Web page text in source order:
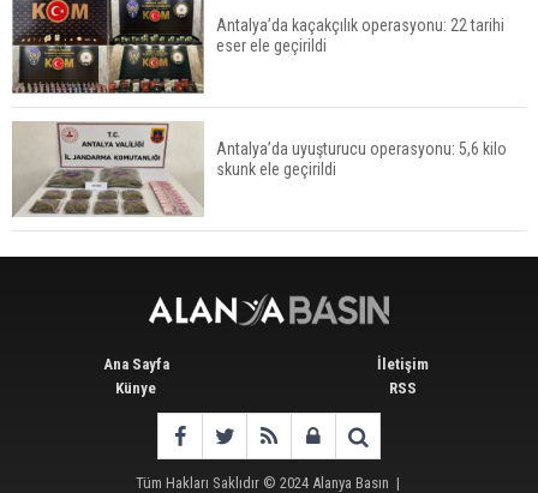
Manavgat'ta Anne ve Kızına Otomobil Çarptı
Finike açıklarında 50 yapay resif denizle buluştu
Antalya’da kaçakçılık operasyonu: 22 tarihi
eser ele geçirildi
Antalya’da uyuşturucu operasyonu: 5,6 kilo
skunk ele geçirildi
Ana Sayfa
Künye
İletişim
RSS
Tüm Hakları Saklıdır © 2024 Alanya Basın |